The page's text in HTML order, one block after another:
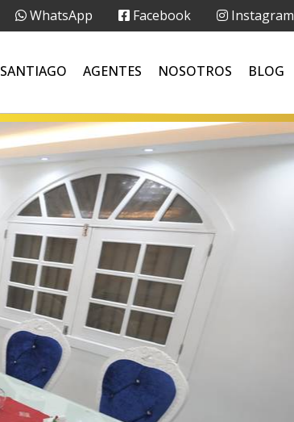
WhatsApp Facebook Instagram
SANTIAGO AGENTES NOSOTROS BLOG